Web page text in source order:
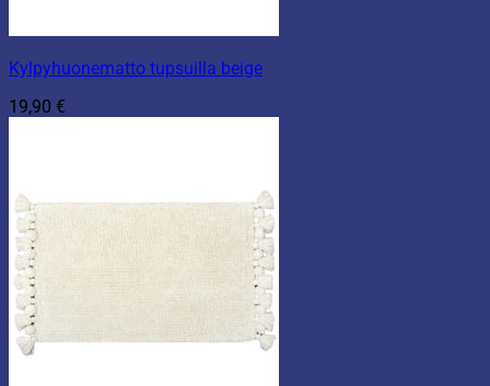
Kylpyhuonematto tupsuilla beige
19,90 €